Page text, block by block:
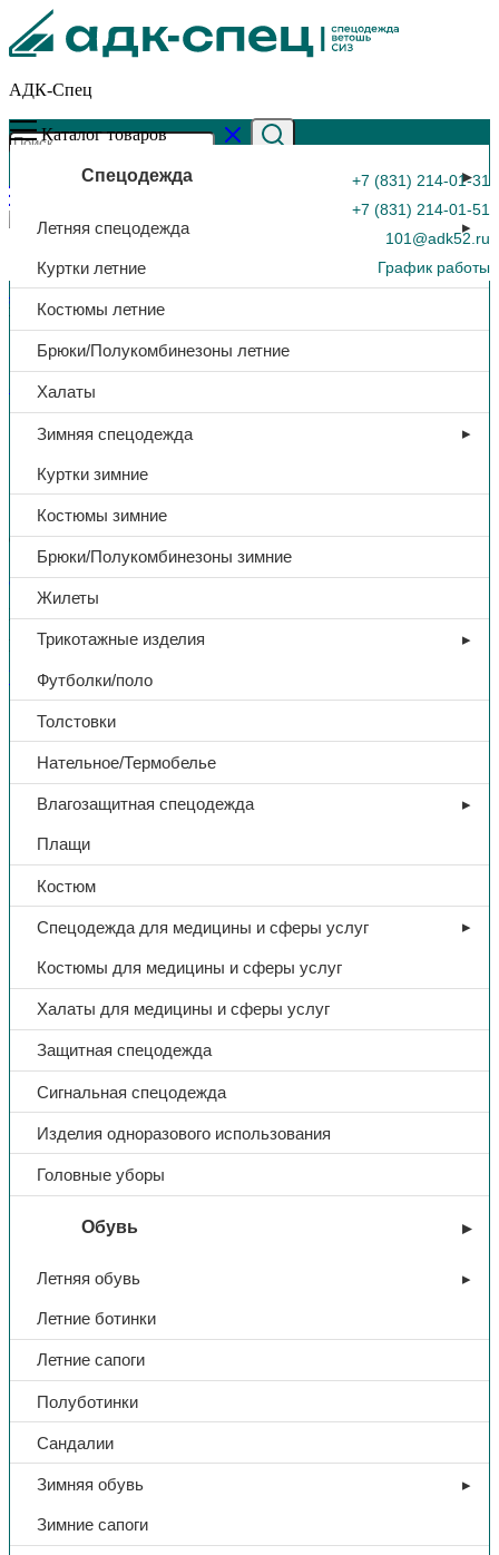
АДК-Спец
+7 (831) 214-01-31
+7 (831) 214-01-51
101@adk52.ru
График работы
0
Каталог товаров
Спецодежда
Летняя спецодежда
Куртки летние
Костюмы летние
Брюки/Полукомбинезоны летние
Халаты
Зимняя спецодежда
Куртки зимние
Костюмы зимние
Брюки/Полукомбинезоны зимние
Жилеты
Трикотажные изделия
Футболки/поло
Толстовки
Нательное/Термобелье
Влагозащитная спецодежда
Плащи
Костюм
Спецодежда для медицины и сферы услуг
Костюмы для медицины и сферы услуг
Халаты для медицины и сферы услуг
Защитная спецодежда
Сигнальная спецодежда
Изделия одноразового использования
Головные уборы
Обувь
Летняя обувь
Летние ботинки
Летние сапоги
Полуботинки
Сандалии
Зимняя обувь
Зимние сапоги
Главная страница»Каталог»Краги спилковые «Кевлар»,
пятипалые, зеленый
Защита рук
Краги спилковые «Кевлар»,
пятипалые, зеленый
602,00₽
В избранное
Категории:Защита рук,Перчатки от повышенных температур
Поделиться:
Поделиться в Telegram
Whatsapp
Поделиться в Ok
Доп. информация
Тип
Длина 350 мм
Тип покроя пятипалые